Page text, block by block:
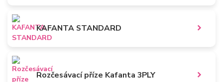
KAFANTA STANDARD
Rozčesávací příze Kafanta 3PLY